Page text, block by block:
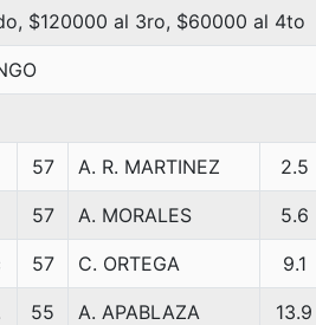
$120000 al 3ro, $60000 al 4to
57 A. R. MARTINEZ 2.5
57 A. MORALES 5.6
57 C. ORTEGA 9.1
55 A. APABLAZA 13.9